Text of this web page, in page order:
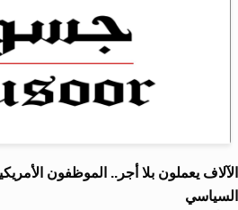
يعملون بلا أجر.. الموظفون